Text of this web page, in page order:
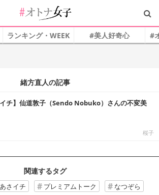
ランキング・WEEK #美人好奇心 #
緒方直人の記事
イチ】仙道敦子（Sendo Nobuko）さんの不変美
桜子
関連するタグ
あさイチ プレミアムトーク
なつぞら